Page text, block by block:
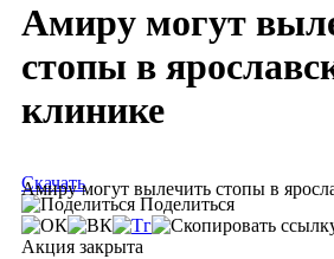
Амиру могут
стопы в
клинике
Амиру могут вылечить стопы в
Скачать
Поделиться
Акция закрыта